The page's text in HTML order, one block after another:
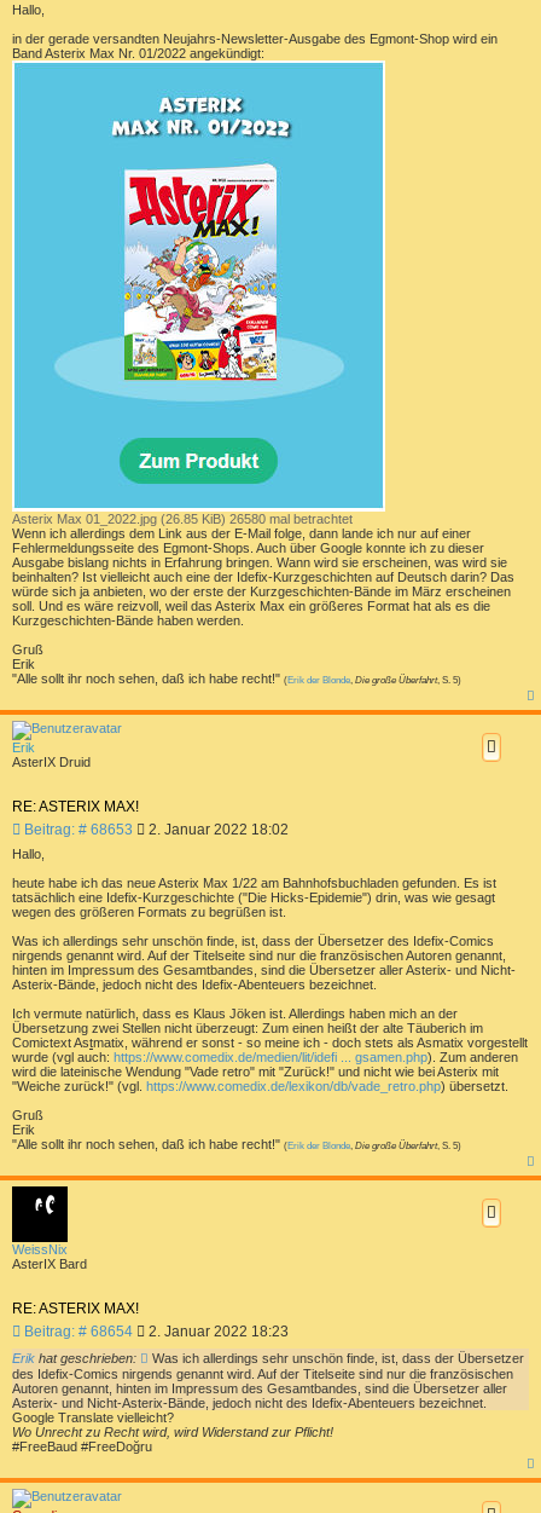
t
r
a
Hallo,
in der gerade versandten Neujahrs-Newsletter-Ausgabe des Egmont-Shop wird ein
Band Asterix Max Nr. 01/2022 angekündigt:
Asterix Max 01_2022.jpg (26.85 KiB) 26580 mal betrachtet
Wenn ich allerdings dem Link aus der E-Mail folge, dann lande ich nur auf einer
Fehlermeldungsseite des Egmont-Shops. Auch über Google konnte ich zu dieser
Ausgabe bislang nichts in Erfahrung bringen. Wann wird sie erscheinen, was wird sie
beinhalten? Ist vielleicht auch eine der Idefix-Kurzgeschichten auf Deutsch darin? Das
würde sich ja anbieten, wo der erste der Kurzgeschichten-Bände im März erscheinen
soll. Und es wäre reizvoll, weil das Asterix Max ein größeres Format hat als es die
Kurzgeschichten-Bände haben werden.
Gruß
Erik
"Alle sollt ihr noch sehen, daß ich habe recht!" (Erik der Blonde Die große Überfahrt, S. 5)
Erik
AsterIX Druid
RE: ASTERIX MAX!
Beitrag: # 68653 B
t
r
a
g
2. Januar 2022 18:02
Hallo,
heute habe ich das neue Asterix Max 1/22 am Bahnhofsbuchladen gefunden. Es ist
tatsächlich eine Idefix-Kurzgeschichte ("Die Hicks-Epidemie") drin, was wie gesagt
wegen des größeren Formats zu begrüßen ist.
Was ich allerdings sehr unschön finde, ist, dass der Übersetzer des Idefix-Comics
nirgends genannt wird. Auf der Titelseite sind nur die französischen Autoren genannt,
hinten im Impressum des Gesamtbandes, sind die Übersetzer aller Asterix- und Nicht-
Asterix-Bände, jedoch nicht des Idefix-Abenteuers bezeichnet.
Ich vermute natürlich, dass es Klaus Jöken ist. Allerdings haben mich an der
Übersetzung zwei Stellen nicht überzeugt: Zum einen heißt der alte Täuberich im
Comictext Astmatix, während er sonst - so meine ich - doch stets als Asmatix vorgestellt
wurde (vgl auch: https://www.comedix.de/medien/lit/idefi ... gsamen.php). Zum anderen
wird die lateinische Wendung "Vade retro" mit "Zurück!" und nicht wie bei Asterix mit
"Weiche zurück!" (vgl. https://www.comedix.de/lexikon/db/vade_retro.php) übersetzt.
Gruß
Erik
"Alle sollt ihr noch sehen, daß ich habe recht!" (Erik der Blonde Die große Überfahrt, S. 5)
WeissNix
AsterIX Bard
RE: ASTERIX MAX!
Beitrag: # 68654B
e
i
t
r
a
g
2. Januar 2022 18:23
Erik hat geschrieben:
Was ich allerdings sehr unschön finde, ist, dass der Übersetzer
des Idefix-Comics nirgends genannt wird. Auf der Titelseite sind nur die französischen
Autoren genannt, hinten im Impressum des Gesamtbandes, sind die Übersetzer aller
Asterix- und Nicht-Asterix-Bände, jedoch nicht des Idefix-Abenteuers bezeichnet.
Google Translate vielleicht?
Wo Unrecht zu Recht wird, wird Widerstand zur Pflicht!
#FreeBaud #FreeDoğru